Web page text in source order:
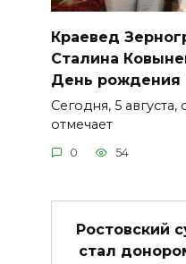
Краевед
Сталина
День рождения
Сегодня, 5
отмечает
0 54
Ростовский
стал